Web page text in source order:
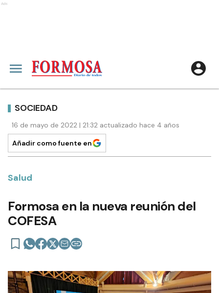
Ads
SOCIEDAD
16 de mayo de 2022 | 21:32 actualizado hace 4 años
Añadir como fuente en
Salud
Formosa en la nueva reunión del
COFESA